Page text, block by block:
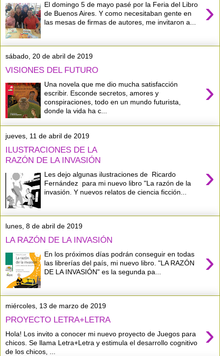
›
El domingo 5 de mayo pasé por la Feria del Libro
de Buenos Aires. Y como necesitaban gente en
las mesas de firmas de autores, me invitaron a...
sábado, 20 de abril de 2019
VISIONES DEL FUTURO
›
Una novela que me dio mucha satisfacción
escribir. Esconde secretos, amores y
conspiraciones, todo en un mundo futurista,
donde la vida ha c...
jueves, 11 de abril de 2019
ILUSTRACIONES DE LA
RAZÓN DE LA INVASIÓN
›
Les dejo algunas ilustraciones de Ricardo
Fernández para mi nuevo libro "La razón de la
invasión. Y nuevos relatos de ciencia ficción...
lunes, 8 de abril de 2019
LA RAZÓN DE LA INVASIÓN
›
En los próximos días podrán conseguir en todas
las librerías del país, mi nuevo libro. "LA RAZÓN
DE LA INVASIÓN" es la segunda pa...
miércoles, 13 de marzo de 2019
PROYECTO LETRA+LETRA ›
Hola! Los invito a conocer mi nuevo proyecto de Juegos para
chicos. Se llama Letra+Letra y estimula el desarrollo cognitivo
de los chicos, ...